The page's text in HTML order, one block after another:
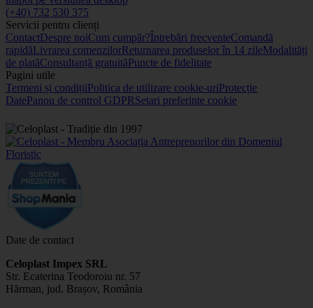
(+40) 732 530 375
Servicii pentru clienți
ContactDespre noiCum cumpăr?Întrebări frecventeComandă
rapidăLivrarea comenzilorReturnarea produselor în 14 zileModalități
de platăConsultanță gratuităPuncte de fidelitate
Pagini utile
Termeni și condițiiPolitica de utilizare cookie-uriProtecție
DatePanou de control GDPRSetari preferinte cookie
Date de contact
Celoplast Impex SRL
Str. Ecaterina Teodoroiu nr. 57
Hărman, jud. Brașov, România